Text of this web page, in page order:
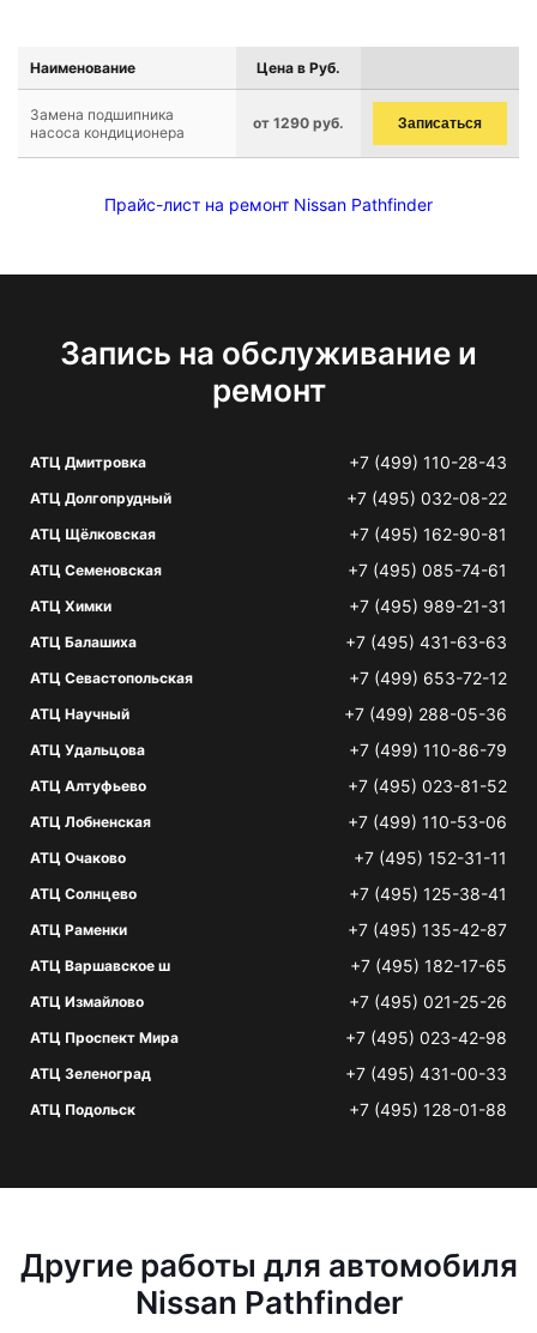
Наименование Цена в Руб.
Замена подшипника
насоса кондиционера
от 1290 руб. Записаться
Прайс-лист на ремонт Nissan Pathfinder
Запись на обслуживание и
ремонт
АТЦ Дмитровка +7 (499) 110-28-43
АТЦ Долгопрудный +7 (495) 032-08-22
АТЦ Щёлковская +7 (495) 162-90-81
АТЦ Семеновская +7 (495) 085-74-61
АТЦ Химки +7 (495) 989-21-31
АТЦ Балашиха +7 (495) 431-63-63
АТЦ Севастопольская +7 (499) 653-72-12
АТЦ Научный +7 (499) 288-05-36
АТЦ Удальцова +7 (499) 110-86-79
АТЦ Алтуфьево +7 (495) 023-81-52
АТЦ Лобненская +7 (499) 110-53-06
АТЦ Очаково +7 (495) 152-31-11
АТЦ Солнцево +7 (495) 125-38-41
АТЦ Раменки +7 (495) 135-42-87
АТЦ Варшавское ш +7 (495) 182-17-65
АТЦ Измайлово +7 (495) 021-25-26
АТЦ Проспект Мира +7 (495) 023-42-98
АТЦ Зеленоград +7 (495) 431-00-33
АТЦ Подольск +7 (495) 128-01-88
Другие работы для автомобиля
Nissan Pathfinder